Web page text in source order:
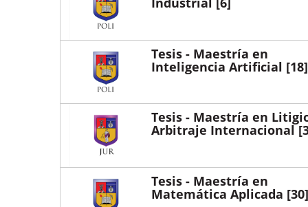
Tesis - Maestría en
Inteligencia Artificial [18]
Tesis - Maestría en
Arbitraje Internacional
Tesis - Maestría en
Matemática Aplicada [30]